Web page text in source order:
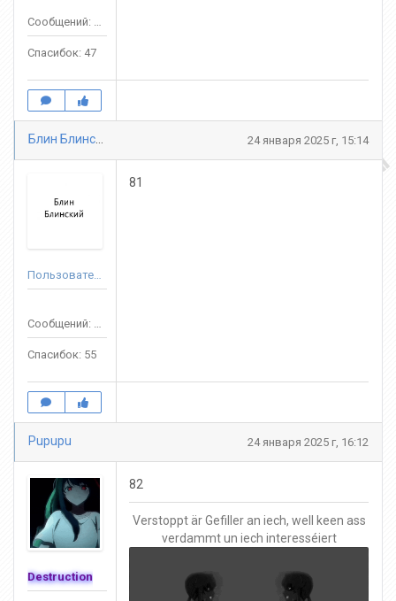
Сообщений: 376
Спасибок: 47
Блин Блинский 24 января 2025 г, 15:14
Пользователь
Сообщений: 489
Спасибок: 55
81
Pupupu 24 января 2025 г, 16:12
Destruction
82
Verstoppt är Gefiller an iech, well keen ass
verdammt un iech interesséiert